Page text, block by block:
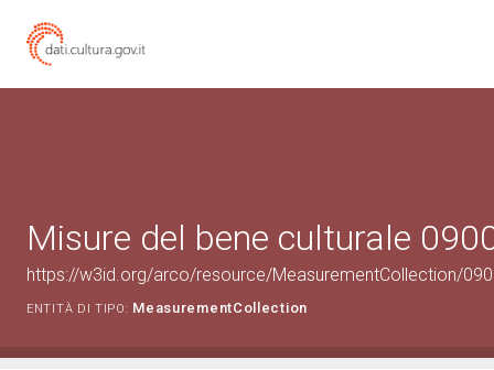
Misure del bene culturale
https://w3id.org/arco/resource/MeasurementCollection/
ENTITÀ DI TIPO: MeasurementCollection